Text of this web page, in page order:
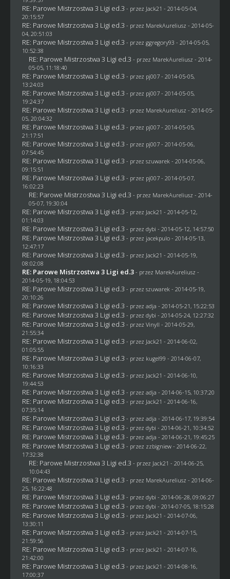
RE: Parowe Mistrzostwa 3 Ligi ed.3 - przez Jack21 - 2014-05-04,
20:15:57
RE: Parowe Mistrzostwa 3 Ligi ed.3 - przez MarekAureliusz - 2014-05-
04, 20:51:03
RE: Parowe Mistrzostwa 3 Ligi ed.3 - przez ggregory93 - 2014-05-05,
10:52:38
RE: Parowe Mistrzostwa 3 Ligi ed.3 - przez MarekAureliusz - 2014-
05-05, 11:18:40
RE: Parowe Mistrzostwa 3 Ligi ed.3 - przez pj007- 2014-05-05,
13:24:03
RE: Parowe Mistrzostwa 3 Ligi ed.3 - przez pj007- 2014-05-05,
19:24:37
RE: Parowe Mistrzostwa 3 Ligi ed.3 - przez MarekAureliusz - 2014-05-
05, 20:04:32
RE: Parowe Mistrzostwa 3 Ligi ed.3 - przez pj007- 2014-05-05,
21:17:51
RE: Parowe Mistrzostwa 3 Ligi ed.3 - przez pj007- 2014-05-06,
07:54:45
RE: Parowe Mistrzostwa 3 Ligi ed.3 - przez szuwarek - 2014-05-06,
09:15:51
RE: Parowe Mistrzostwa 3 Ligi ed.3 - przez pj007- 2014-05-07,
16:02:23
RE: Parowe Mistrzostwa 3 Ligi ed.3 - przez MarekAureliusz - 2014-
05-07, 19:30:04
RE: Parowe Mistrzostwa 3 Ligi ed.3 - przez Jack21 - 2014-05-12,
01:14:03
RE: Parowe Mistrzostwa 3 Ligi ed.3 - przez dybi - 2014-05-12, 14:57:50
RE: Parowe Mistrzostwa 3 Ligi ed.3 - przez jacekpulo- 2014-05-13,
12:47:17
RE: Parowe Mistrzostwa 3 Ligi ed.3 - przez Jack21 - 2014-05-19,
08:02:08
RE: Parowe Mistrzostwa 3 Ligi ed.3 - przez MarekAureliusz -
2014-05-19, 18:04:53
RE: Parowe Mistrzostwa 3 Ligi ed.3 - przez szuwarek - 2014-05-19,
20:10:26
RE: Parowe Mistrzostwa 3 Ligi ed.3 - przez adja - 2014-05-21, 15:22:53
RE: Parowe Mistrzostwa 3 Ligi ed.3 - przez dybi - 2014-05-24, 12:27:32
RE: Parowe Mistrzostwa 3 Ligi ed.3 - przez Vinyll - 2014-05-29,
21:55:34
RE: Parowe Mistrzostwa 3 Ligi ed.3 - przez Jack21 - 2014-06-02,
01:05:55
RE: Parowe Mistrzostwa 3 Ligi ed.3 - przez kugel99 - 2014-06-07,
10:16:33
RE: Parowe Mistrzostwa 3 Ligi ed.3 - przez Jack21 - 2014-06-10,
19:44:53
RE: Parowe Mistrzostwa 3 Ligi ed.3 - przez adja - 2014-06-15, 10:37:20
RE: Parowe Mistrzostwa 3 Ligi ed.3 - przez Jack21 - 2014-06-16,
07:35:14
RE: Parowe Mistrzostwa 3 Ligi ed.3 - przez adja - 2014-06-17, 19:39:54
RE: Parowe Mistrzostwa 3 Ligi ed.3 - przez dybi - 2014-06-21, 10:34:52
RE: Parowe Mistrzostwa 3 Ligi ed.3 - przez adja - 2014-06-21, 19:45:25
RE: Parowe Mistrzostwa 3 Ligi ed.3 - przez zzbigniew- 2014-06-22,
17:32:38
RE: Parowe Mistrzostwa 3 Ligi ed.3 - przez Jack21 - 2014-06-25,
10:04:43
RE: Parowe Mistrzostwa 3 Ligi ed.3 - przez MarekAureliusz - 2014-06-
25, 16:22:48
RE: Parowe Mistrzostwa 3 Ligi ed.3 - przez dybi - 2014-06-28, 09:06:27
RE: Parowe Mistrzostwa 3 Ligi ed.3 - przez dybi - 2014-07-05, 18:15:28
RE: Parowe Mistrzostwa 3 Ligi ed.3 - przez Jack21 - 2014-07-06,
13:30:11
RE: Parowe Mistrzostwa 3 Ligi ed.3 - przez Jack21 - 2014-07-15,
21:59:56
RE: Parowe Mistrzostwa 3 Ligi ed.3 - przez Jack21 - 2014-07-16,
21:42:00
RE: Parowe Mistrzostwa 3 Ligi ed.3 - przez Jack21 - 2014-08-16,
17:00:37